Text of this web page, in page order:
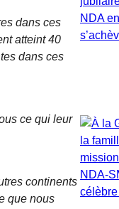
dans ces
atteint 40
dans ces
ce qui leur
continents
que nous